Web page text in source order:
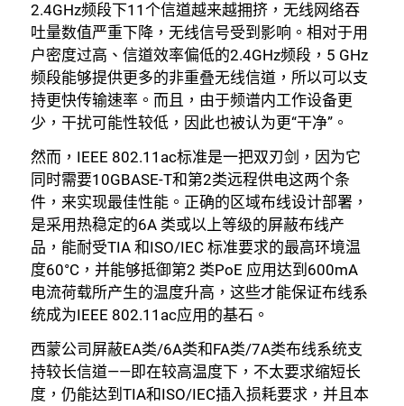
2.4GHz频段下11个信道越来越拥挤，无线网络吞
吐量数值严重下降，无线信号受到影响。相对于用
户密度过高、信道效率偏低的2.4GHz频段，5 GHz
频段能够提供更多的非重叠无线信道，所以可以支
持更快传输速率。而且，由于频谱内工作设备更
少，干扰可能性较低，因此也被认为更“干净”。
然而，IEEE 802.11ac标准是一把双刃剑，因为它
同时需要10GBASE-T和第2类远程供电这两个条
件，来实现最佳性能。正确的区域布线设计部署，
是采用热稳定的6A 类或以上等级的屏蔽布线产
品，能耐受TIA 和ISO/IEC 标准要求的最高环境温
度60°C，并能够抵御第2 类PoE 应用达到600mA
电流荷载所产生的温度升高，这些才能保证布线系
统成为IEEE 802.11ac应用的基石。
西蒙公司屏蔽EA类/6A类和FA类/7A类布线系统支
持较长信道——即在较高温度下，不太要求缩短长
度，仍能达到TIA和ISO/IEC插入损耗要求，并且本